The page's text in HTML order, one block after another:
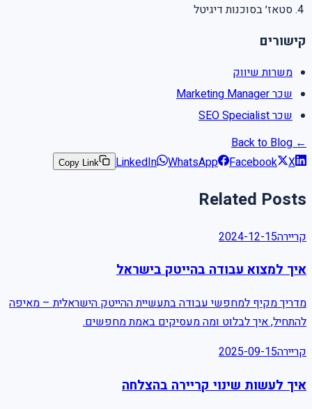
סטאז׳ בסוכנות דיגיטל
קישורים
משרות שיווק
שכר Marketing Manager
שכר SEO Specialist
← Back to Blog
LinkedIn
WhatsApp Facebook X
Copy Link
Related Posts
קריירה2024-12-15
איך למצוא עבודה בהייטק בישראל
מדריך מקיף למחפשי עבודה בתעשיית ההייטק הישראלית – מאיפה
להתחיל, איך לבלוט ומה מעסיקים באמת מחפשים.
קריירה2025-09-15
איך לעשות שינוי קריירה בהצלחה